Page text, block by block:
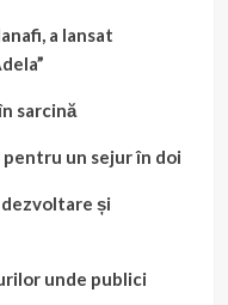
a lansat
sarcină
un sejur în doi
și
unde publici